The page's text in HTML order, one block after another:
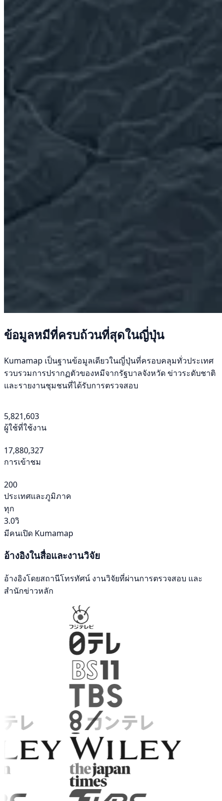
ข้อมูลหมีที่ครบถ้วนที่สุดในญี่ปุ่น
Kumamap เป็นฐานข้อมูลเดียวในญี่ปุ่นที่ครอบคลุมทั่วประเทศ
รวบรวมการปรากฏตัวของหมีจากรัฐบาลจังหวัด ข่าวระดับชาติ
และรายงานชุมชนที่ได้รับการตรวจสอบ
5,821,603
ผู้ใช้ที่ใช้งาน
17,880,327
การเข้าชม
200
ประเทศและภูมิภาค
ทุก
3.0วิ
มีคนเปิด Kumamap
อ้างอิงในสื่อและงานวิจัย
อ้างอิงโดยสถานีโทรทัศน์ งานวิจัยที่ผ่านการตรวจสอบ และ
สำนักข่าวหลัก